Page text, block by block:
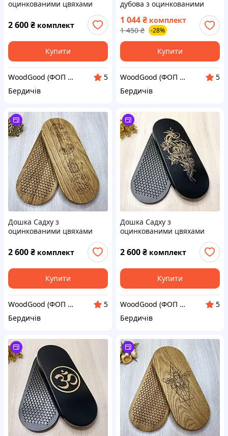
оцинкованими цвяхами
крок 8 мм для початківців.
Sadhu board від виробника
2 600₴ комплект
Купити
WoodGood (ФОП Овчар Олена Володимирівна)
5
Бердичів
дубова з оцинкованими
новачків. Sadhu board від
виробника
1 044₴ комплект
1 450 ₴ -28%
Купити
WoodGood (ФОП Овчар Олена Володимирівна)
5
Бердичів
Дошка Садху з
оцинкованими цвяхами
дерев’яна для новачків.
Sadhu board від виробника
2 600₴ комплект
Купити
WoodGood (ФОП Овчар Олена Володимирівна)
5
Бердичів
Дошка Садху з
оцинкованими цвяхами
дерев’яна для новачків.
Дошка для йоги
2 600₴ комплект
Купити
WoodGood (ФОП Овчар Олена Володимирівна)
5
Бердичів